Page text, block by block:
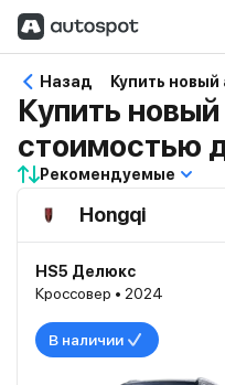
Назад
Купить
стоимостью
Рекомендуемые
Hongqi
HS5 Делюкс
Кроссовер • 2024
В наличии